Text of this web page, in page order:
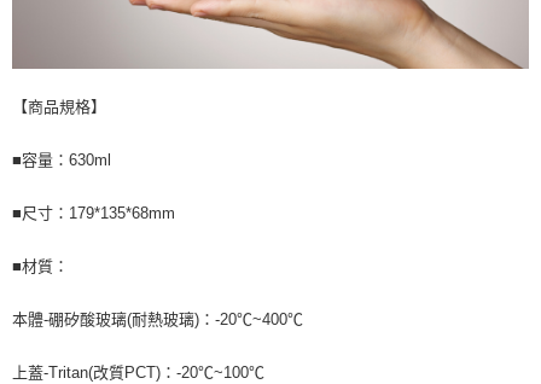
【商品規格】
■容量：630ml
■尺寸：179*135*68mm
■材質：
本體-硼矽酸玻璃(耐熱玻璃)：-20℃~400℃
上蓋-Tritan(改質PCT)：-20℃~100℃